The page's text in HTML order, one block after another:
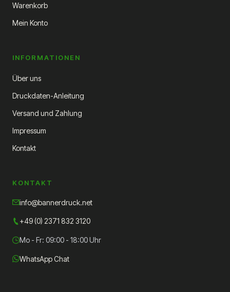
Warenkorb
Mein Konto
INFORMATIONEN
Über uns
Druckdaten-Anleitung
Versand und Zahlung
Impressum
Kontakt
KONTAKT
info@bannerdruck.net
+49 (0) 2371 832 3120
Mo - Fr: 09:00 - 18:00 Uhr
WhatsApp Chat